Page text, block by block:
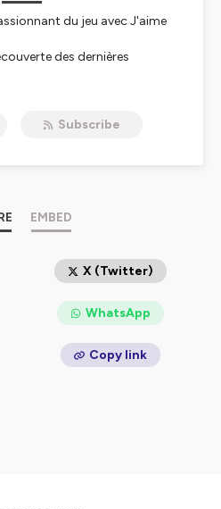
du jeu avec J'aime
des dernières
ou simplement curieux,
passionnés, chaque
d'informations.
Subscribe
EMBED
X (Twitter)
WhatsApp
Copy link